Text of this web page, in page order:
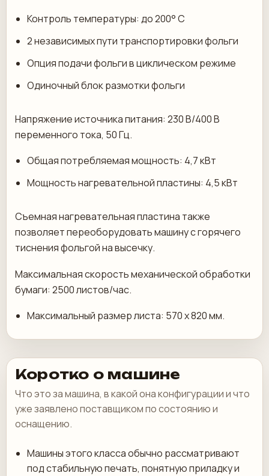
Контроль температуры: до 200° C
2 независимых пути транспортировки фольги
Опция подачи фольги в циклическом режиме
Одиночный блок размотки фольги
Напряжение источника питания: 230 В/400 В
переменного тока, 50 Гц.
Общая потребляемая мощность: 4,7 кВт
Мощность нагревательной пластины: 4,5 кВт
Съемная нагревательная пластина также
позволяет переоборудовать машину с горячего
тиснения фольгой на высечку.
Максимальная скорость механической обработки
бумаги: 2500 листов/час.
Максимальный размер листа: 570 х 820 мм.
Коротко о машине
Что это за машина, в какой она конфигурации и что
уже заявлено поставщиком по состоянию и
оснащению.
Машины этого класса обычно рассматривают
под стабильную печать, понятную приладку и